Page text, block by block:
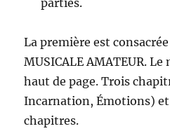
parties.
La première est consacrée
MUSICALE AMATEUR.
haut de page. Trois
Incarnation, Émotions)
chapitres.